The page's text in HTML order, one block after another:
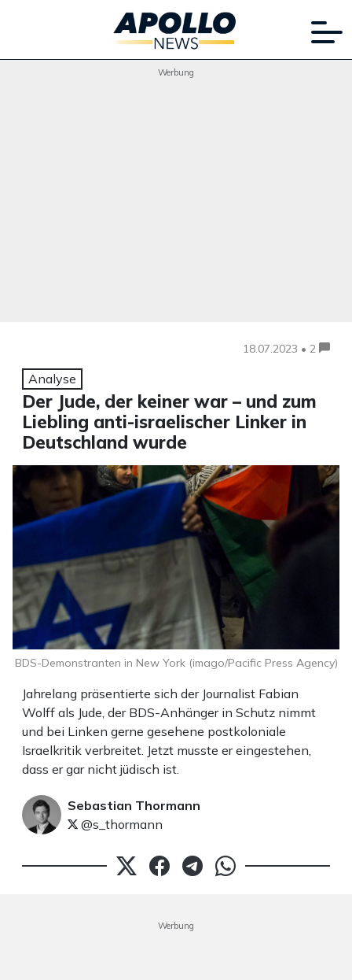
Werbung
18.07.2023 • 2
Analyse
Der Jude, der keiner war – und zum
Liebling anti-israelischer Linker in
Deutschland wurde
Jahrelang präsentierte sich der Journalist Fabian
Wolff als Jude, der BDS-Anhänger in Schutz nimmt
und bei Linken gerne gesehene postkoloniale
Israelkritik verbreitet. Jetzt musste er eingestehen,
dass er gar nicht jüdisch ist.
Sebastian Thormann
@s_thormann
BDS-Demonstranten in New York (imago/Pacific Press Agency)
Werbung